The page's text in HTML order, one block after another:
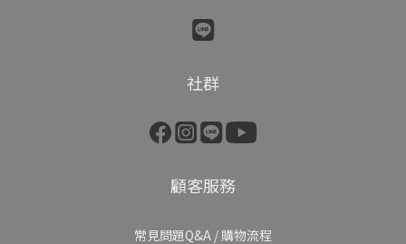
社群
顧客服務
常見問題Q&A / 購物流程